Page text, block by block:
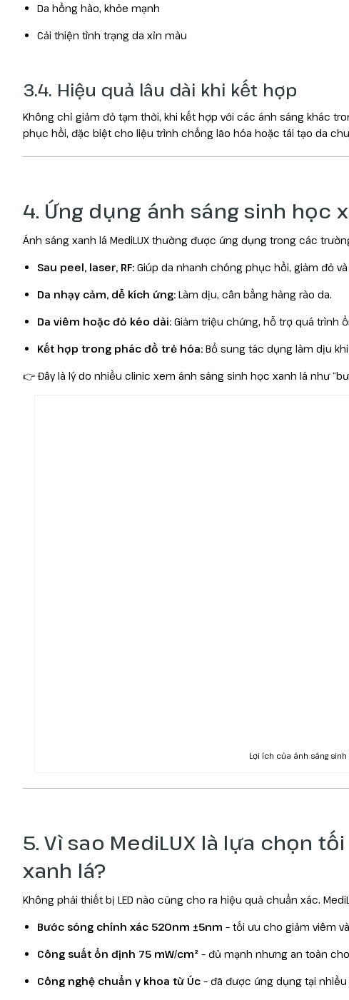
Da hồng hào, khỏe mạnh
Cải thiện tình trạng da xỉn màu
3.4. Hiệu quả lâu dài khi kết hợp
Không chỉ giảm đỏ tạm thời, khi kết hợp với các ánh sáng khác
phục hồi, đặc biệt cho liệu trình chống lão hóa hoặc tái tạo da
4. Ứng dụng ánh sáng sinh học
Ánh sáng xanh lá MediLUX thường được ứng dụng trong các
Sau peel, laser, RF:Giúp da nhanh chóng phục hồi, giảm đỏ
Da nhạy cảm, dễ kích ứng:Làm dịu, cân bằng hàng rào da.
Da viêm hoặc đỏ kéo dài:Giảm triệu chứng, hỗ trợ quá trình
Kết hợp trong phác đồ trẻ hóa:Bổ sung tác dụng làm dịu
👉 Đây là lý do nhiều clinic xem ánh sáng sinh học xanh lá như
Lợi ích của ánh sáng
5. Vì sao MediLUX là lựa chọn
xanh lá?
Không phải thiết bị LED nào cũng cho ra hiệu quả chuẩn xác.
Bước sóng chính xác 520nm ±5nm – tối ưu cho giảm viêm
Công suất ổn định 75 mW/cm²– đủ mạnh nhưng an toàn
Công nghệ chuẩn y khoa từ Úc– đã được ứng dụng tại